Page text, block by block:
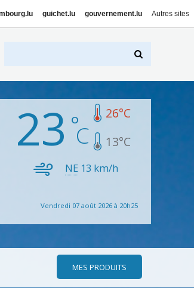
guichet.lu gouvernement.lu Autres sites
23 26°C
13°C
NE 13 km/h
Vendredi 07 août 2026 à 20h25
MES PRODUITS